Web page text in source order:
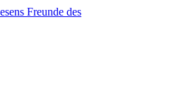
Freunde des